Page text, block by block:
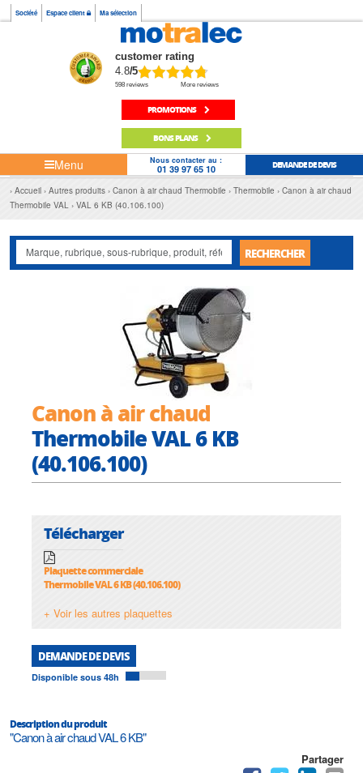
Société Espace client Ma sélection
customer rating
4.8/5
598 reviews More reviews
PROMOTIONS
BONS PLANS
Menu Nous contacter au :
01 39 97 65 10 DEMANDE DE DEVIS
Accueil Autres produits Canon à air chaud Thermobile Thermobile
Canon à air chaud
Thermobile VAL
VAL 6 KB (40.106.100)
RECHERCHER
Canon à air chaud
Thermobile VAL 6 KB
(40.106.100)
Télécharger
Plaquette commerciale
Thermobile VAL 6 KB (40.106.100)
+ Voir les autres plaquettes
DEMANDE DE DEVIS
Disponible sous 48h
Description du produit
"Canon à air chaud VAL 6 KB"
Partager